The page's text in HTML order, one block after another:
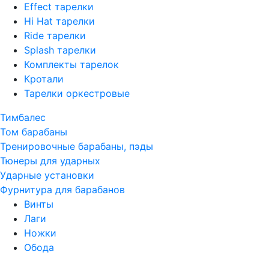
Effect тарелки
Hi Hat тарелки
Ride тарелки
Splash тарелки
Комплекты тарелок
Кротали
Тарелки оркестровые
Тимбалес
Том барабаны
Тренировочные барабаны, пэды
Тюнеры для ударных
Ударные установки
Фурнитура для барабанов
Винты
Лаги
Ножки
Обода